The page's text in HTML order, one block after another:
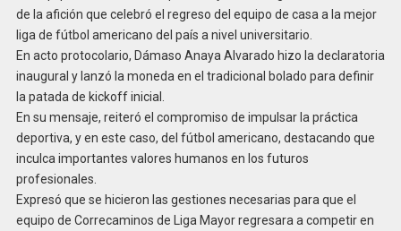
de la afición que celebró el regreso del equipo de casa a la mejor
liga de fútbol americano del país a nivel universitario.
En acto protocolario, Dámaso Anaya Alvarado hizo la declaratoria
inaugural y lanzó la moneda en el tradicional bolado para definir
la patada de kickoff inicial.
En su mensaje, reiteró el compromiso de impulsar la práctica
deportiva, y en este caso, del fútbol americano, destacando que
inculca importantes valores humanos en los futuros
profesionales.
Expresó que se hicieron las gestiones necesarias para que el
equipo de Correcaminos de Liga Mayor regresara a competir en